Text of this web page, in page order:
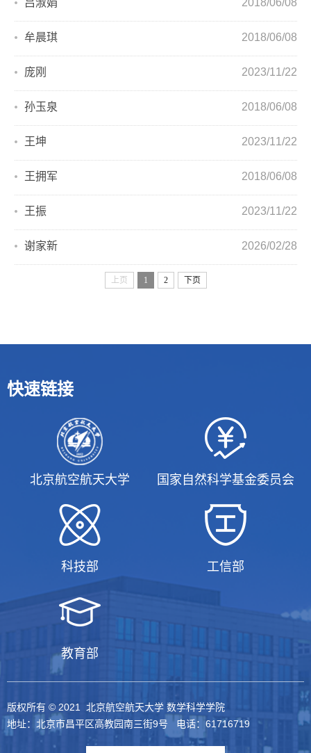
吕淑娟 2018/06/08
牟晨琪 2018/06/08
庞刚 2023/11/22
孙玉泉 2018/06/08
王坤 2023/11/22
王拥军 2018/06/08
王振 2023/11/22
谢家新 2026/02/28
上页 1 2 下页
快速链接
北京航空航天大学 国家自然科学基金委员会
科技部 工信部
教育部
版权所有 © 2021 北京航空航天大学 数学科学学院
地址：北京市昌平区高教园南三街9号 电话：61716719